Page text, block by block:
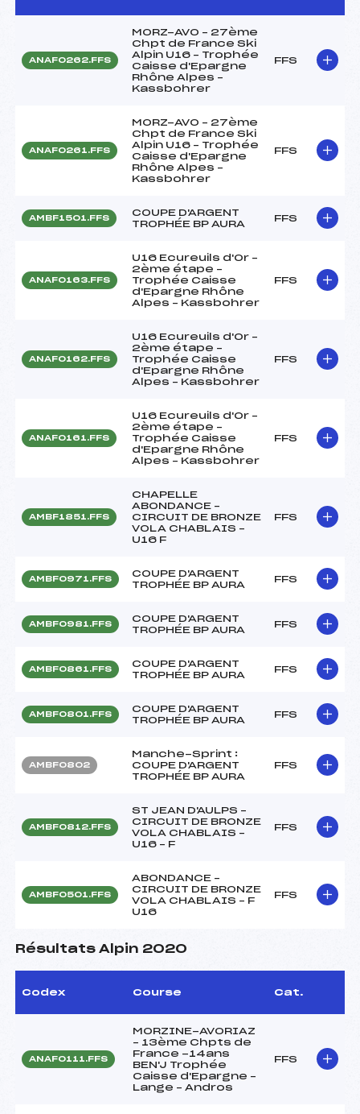
ANAF0262.FFS
MORZ-AVO – 27ème
Chpt de France Ski
Alpin U16 – Trophée
Caisse d'Epargne
Rhône Alpes –
Kassbohrer
FFS
ANAF0261.FFS
MORZ-AVO – 27ème
Chpt de France Ski
Alpin U16 – Trophée
Caisse d'Epargne
Rhône Alpes –
Kassbohrer
FFS
AMBF1501.FFS
COUPE D'ARGENT
TROPHÉE BP AURA
FFS
ANAF0163.FFS
U16 Ecureuils d'Or –
2ème étape –
Trophée Caisse
d'Epargne Rhône
Alpes – Kassbohrer
FFS
ANAF0162.FFS
U16 Ecureuils d'Or –
2ème étape –
Trophée Caisse
d'Epargne Rhône
Alpes – Kassbohrer
FFS
ANAF0161.FFS
U16 Ecureuils d'Or –
2ème étape –
Trophée Caisse
d'Epargne Rhône
Alpes – Kassbohrer
FFS
AMBF1851.FFS
CHAPELLE
ABONDANCE –
CIRCUIT DE BRONZE
VOLA CHABLAIS –
U16 F
FFS
AMBF0971.FFS
COUPE D'ARGENT
TROPHÉE BP AURA
FFS
AMBF0981.FFS
COUPE D'ARGENT
TROPHÉE BP AURA
FFS
AMBF0861.FFS
COUPE D'ARGENT
TROPHÉE BP AURA
FFS
AMBF0801.FFS
COUPE D'ARGENT
TROPHÉE BP AURA
FFS
AMBF0802
Manche-Sprint :
COUPE D'ARGENT
TROPHÉE BP AURA
FFS
AMBF0812.FFS
ST JEAN D'AULPS –
CIRCUIT DE BRONZE
VOLA CHABLAIS –
U16 – F
FFS
AMBF0501.FFS
ABONDANCE –
CIRCUIT DE BRONZE
VOLA CHABLAIS – F
U16
FFS
Résultats Alpin 2020
Codex Course Cat.
ANAF0111.FFS
MORZINE-AVORIAZ
– 13ème Chpts de
France -14ans
BEN'J Trophée
Caisse d'Epargne –
Lange – Andros
FFS